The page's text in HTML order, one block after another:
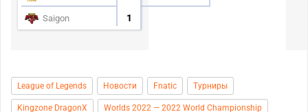
Saigon 1
League of Legends Новости Fnatic Турниры
Kingzone DragonX Worlds 2022 — 2022 World Championship